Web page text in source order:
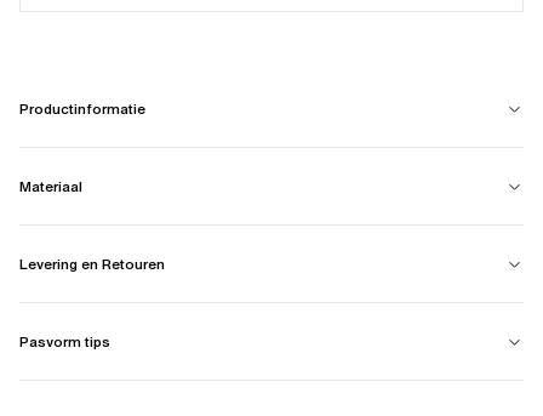
Productinformatie
Materiaal
Levering en Retouren
Pasvorm tips